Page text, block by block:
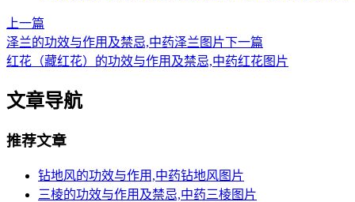
上一篇
泽兰的功效与作用及禁忌,中药泽兰图片下一篇
红花（藏红花）的功效与作用及禁忌,中药红花图片
文章导航
推荐文章
钻地风的功效与作用,中药钻地风图片
三棱的功效与作用及禁忌,中药三棱图片